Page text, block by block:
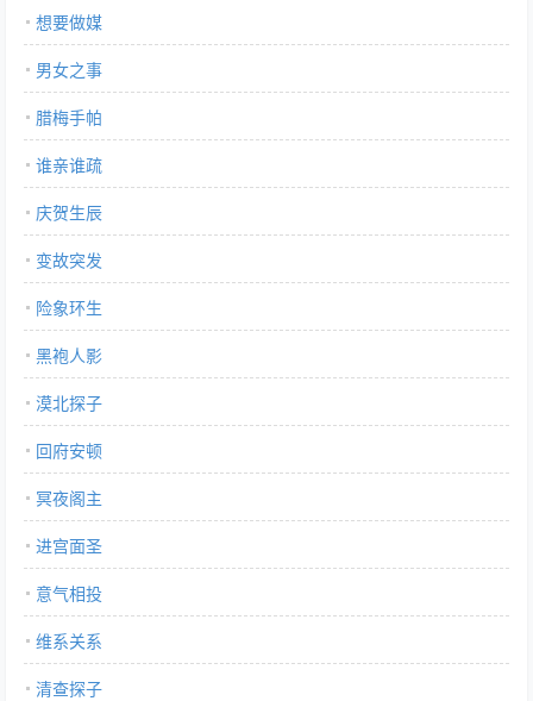
想要做媒
男女之事
腊梅手帕
谁亲谁疏
庆贺生辰
变故突发
险象环生
黑袍人影
漠北探子
回府安顿
冥夜阁主
进宫面圣
意气相投
维系关系
清查探子